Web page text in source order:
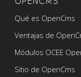
Qué es OpenCms
Ventajas de
Módulos OCEE
Sitio de OpenCms